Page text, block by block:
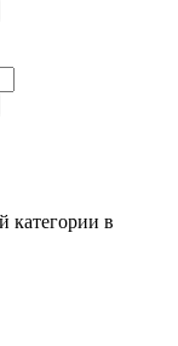
категории в